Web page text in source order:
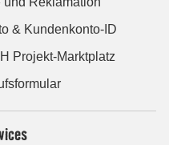
& Kundenkonto-ID
Projekt-Marktplatz